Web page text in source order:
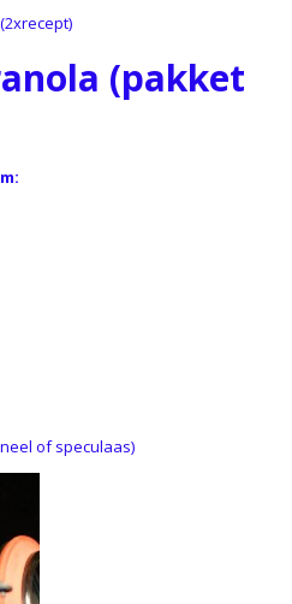
(pakket
of speculaas)